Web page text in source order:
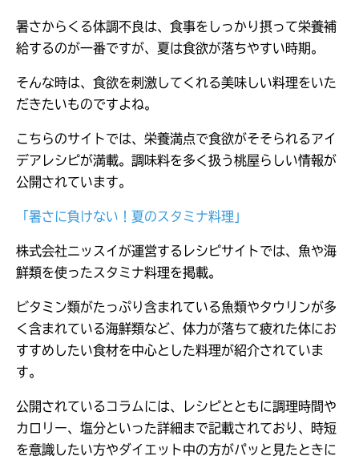
暑さからくる体調不良は、食事をしっかり摂って栄養補
給するのが一番ですが、夏は食欲が落ちやすい時期。
そんな時は、食欲を刺激してくれる美味しい料理をいた
だきたいものですよね。
こちらのサイトでは、栄養満点で食欲がそそられるアイ
デアレシピが満載。調味料を多く扱う桃屋らしい情報が
公開されています。
「暑さに負けない！夏のスタミナ料理」
株式会社ニッスイが運営するレシピサイトでは、魚や海
鮮類を使ったスタミナ料理を掲載。
ビタミン類がたっぷり含まれている魚類やタウリンが多
く含まれている海鮮類など、体力が落ちて疲れた体にお
すすめしたい食材を中心とした料理が紹介されていま
す。
公開されているコラムには、レシピとともに調理時間や
カロリー、塩分といった詳細まで記載されており、時短
を意識したい方やダイエット中の方がパッと見たときに